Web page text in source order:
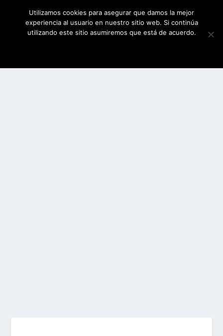
Utilizamos cookies para asegurar que damos la mejor
experiencia al usuario en nuestro sitio web. Si continúa
utilizando este sitio asumiremos que está de acuerdo.